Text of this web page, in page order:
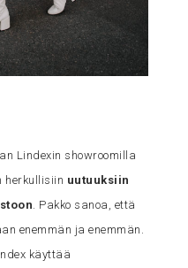
Lindexin showroomilla
herkullisiin uutuuksiin
. Pakko sanoa, että
enemmän ja enemmän.
käyttää